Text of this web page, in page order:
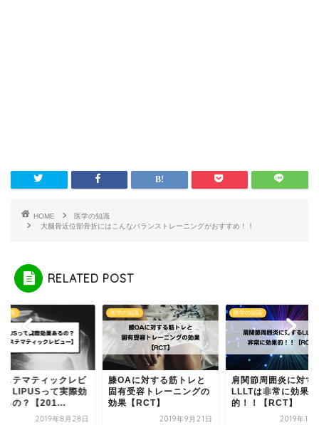
HOME
医学の知識
大腿骨近位部骨折にはこんなバランストレーニングがおすすめ！！
RELATED POST
知識
に対する筋トレと
受容トレーニングの
【RCT】
2019年9月21日
医学の知識
肩関節周囲炎に対する
LLLTは非常に効果
的！！【RCT】
2019年10月18日
医学の知識
【システマティック
ュー】LIPUSって実
果あるの？【201...
2019年8